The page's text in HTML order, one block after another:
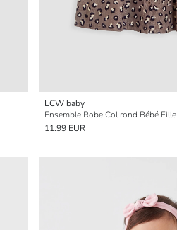
LCW baby
Ensemble Robe Col rond Bébé Fille
11.99 EUR